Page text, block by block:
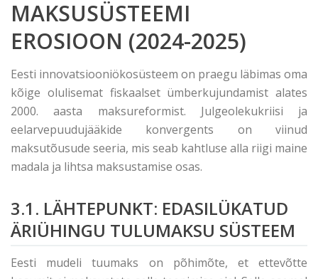
MAKSUSÜSTEEMI
EROSIOON (2024-2025)
Eesti innovatsiooniökosüsteem on praegu läbimas oma
kõige olulisemat fiskaalset ümberkujundamist alates
2000. aasta maksureformist. Julgeolekukriisi ja
eelarvepuudujääkide konvergents on viinud
maksutõusude seeria, mis seab kahtluse alla riigi maine
madala ja lihtsa maksustamise osas.
3.1. LÄHTEPUNKT: EDASILÜKATUD
ÄRIÜHINGU TULUMAKSU SÜSTEEM
Eesti mudeli tuumaks on põhimõte, et ettevõtte